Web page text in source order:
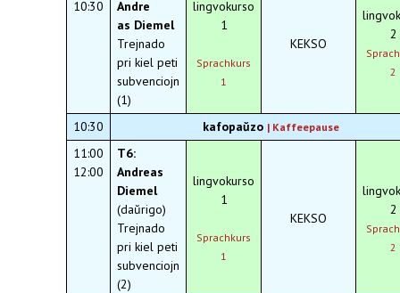
10:30
Andre
as Diemel
Trejnado
pri kiel peti
subvenciojn
(1)
lingvokurso
1
Sprachkurs
1
KEKSO
2
2
10:30 kafopaŭzo | Kaffeepause
11:00
12:00
T6:
Andreas
Diemel
(daŭrigo)
Trejnado
pri kiel peti
subvenciojn
(2)
lingvokurso
1
Sprachkurs
1
KEKSO
2
2